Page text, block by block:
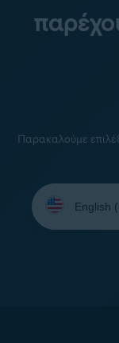
Παρακαλούμε